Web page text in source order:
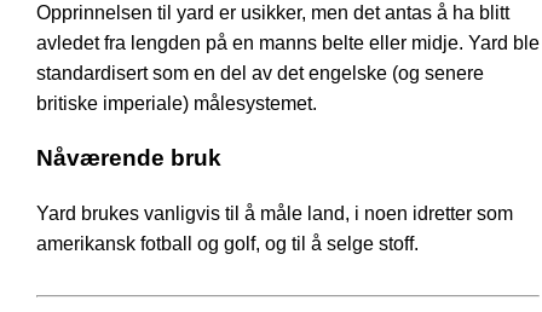
Opprinnelsen til yard er usikker, men det antas å ha blitt
avledet fra lengden på en manns belte eller midje. Yard ble
standardisert som en del av det engelske (og senere
britiske imperiale) målesystemet.
Nåværende bruk
Yard brukes vanligvis til å måle land, i noen idretter som
amerikansk fotball og golf, og til å selge stoff.